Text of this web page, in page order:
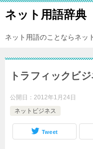
ネット用語辞典
ネット用語のことならネッ
トラフィックビ
公開日： 2012年1月24日
ネットビジネス
Tweet